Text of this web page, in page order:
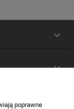
poprawne